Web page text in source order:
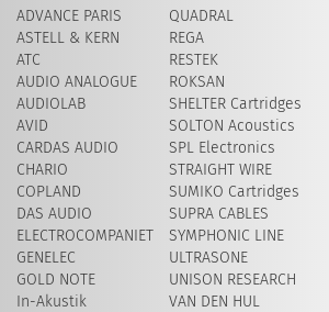
ADVANCE PARIS
ASTELL & KERN
ATC
AUDIO ANALOGUE
AUDIOLAB
AVID
CARDAS AUDIO
CHARIO
COPLAND
DAS AUDIO
ELECTROCOMPANIET
GENELEC
GOLD NOTE
In-Akustik
QUADRAL
REGA
RESTEK
ROKSAN
SHELTER Cartridges
SOLTON Acoustics
SPL Electronics
STRAIGHT WIRE
SUMIKO Cartridges
SUPRA CABLES
SYMPHONIC LINE
ULTRASONE
UNISON RESEARCH
VAN DEN HUL